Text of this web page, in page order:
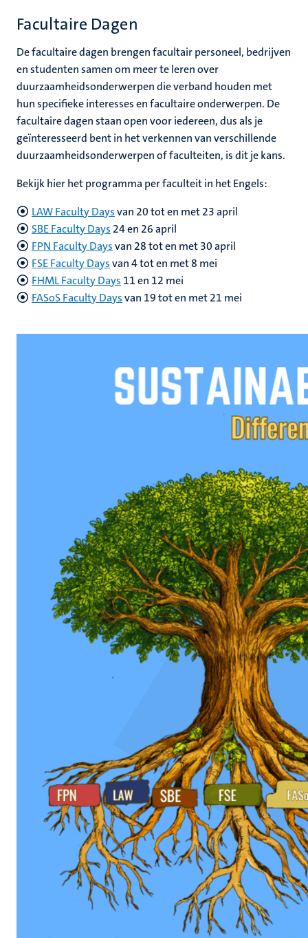
Facultaire Dagen
De facultaire dagen brengen facultair personeel, bedrijven
en studenten samen om meer te leren over
duurzaamheidsonderwerpen die verband houden met
hun specifieke interesses en facultaire onderwerpen. De
facultaire dagen staan open voor iedereen, dus als je
geïnteresseerd bent in het verkennen van verschillende
duurzaamheidsonderwerpen of faculteiten, is dit je kans.
Bekijk hier het programma per faculteit in het Engels:
LAW Faculty Daysvan 20 tot en met 23 april
SBE Faculty Days 24 en 26 april
FPN Faculty Daysvan 28 tot en met30 april
FSE Faculty Daysvan 4 tot en met 8 mei
FHML Faculty Days 11 en 12 mei
FASoS Faculty Daysvan 19 tot en met 21 mei